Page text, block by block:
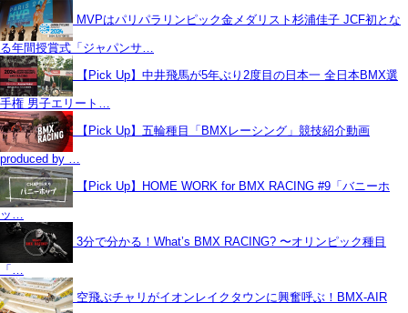
MVPはパリパラリンピック金メダリスト杉浦佳子 JCF初とな
る年間授賞式「ジャパンサ…
【Pick Up】中井飛馬が5年ぶり2度目の日本一 全日本BMX選
手権 男子エリート…
【Pick Up】五輪種目「BMXレーシング」競技紹介動画
produced by …
【Pick Up】HOME WORK for BMX RACING #9「バニーホ
ッ…
3分で分かる！What’s BMX RACING? 〜オリンピック種目
「…
空飛ぶチャリがイオンレイクタウンに興奮呼ぶ！BMX-AIR